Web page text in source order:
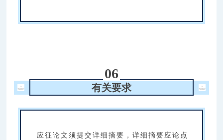
06
有关要求
应征论文须提交详细摘要，详细摘要应论点